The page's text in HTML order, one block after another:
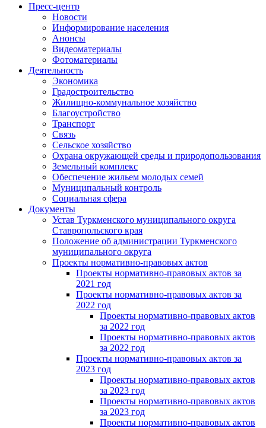
Пресс-центр
Новости
Информирование населения
Анонсы
Видеоматериалы
Фотоматериалы
Деятельность
Экономика
Градостроительство
Жилищно-коммунальное хозяйство
Благоустройство
Транспорт
Связь
Сельское хозяйство
Охрана окружающей среды и природопользования
Земельный комплекс
Обеспечение жильем молодых семей
Муниципальный контроль
Социальная сфера
Документы
Устав Туркменского муниципального округа
Ставропольского края
Положение об администрации Туркменского
муниципального округа
Проекты нормативно-правовых актов
Проекты нормативно-правовых актов за
2021 год
Проекты нормативно-правовых актов за
2022 год
Проекты нормативно-правовых актов
за 2022 год
Проекты нормативно-правовых актов
за 2022 год
Проекты нормативно-правовых актов за
2023 год
Проекты нормативно-правовых актов
за 2023 год
Проекты нормативно-правовых актов
за 2023 год
Проекты нормативно-правовых актов